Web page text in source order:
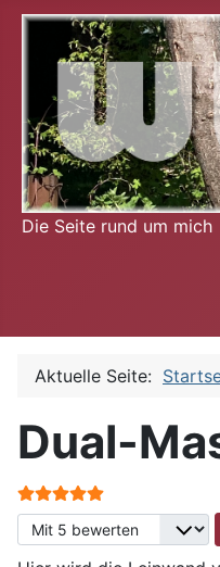
Die Seite rund um mich
Aktuelle Seite:
Dual-
Bewertung:
Bitte bewerten